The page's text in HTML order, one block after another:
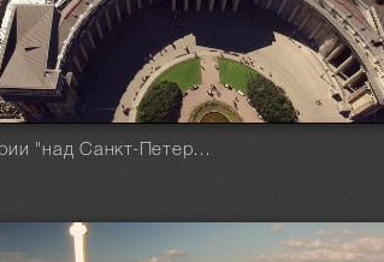
#7 Из серии "над Санкт-Петербургом"